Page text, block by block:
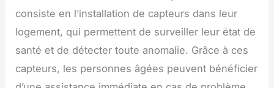
consiste en l’installation de capteurs dans leur
logement, qui permettent de surveiller leur état de
santé et de détecter toute anomalie. Grâce à ces
capteurs, les personnes âgées peuvent bénéficier